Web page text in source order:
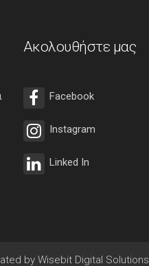
Ακολουθήστε μας
Facebook
Instagram
Linked In
by Wisebit Digital Solutions